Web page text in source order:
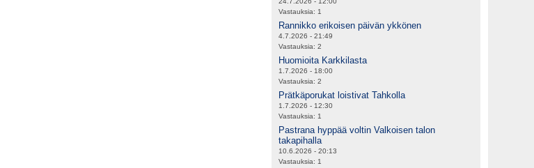
Vastauksia: 1
Rannikko erikoisen päivän ykkönen
4.7.2026 - 21:49
Vastauksia: 2
Huomioita Karkkilasta
1.7.2026 - 18:00
Vastauksia: 2
Prätkäporukat loistivat Tahkolla
1.7.2026 - 12:30
Vastauksia: 1
Pastrana hyppää voltin Valkoisen talon
takapihalla
10.6.2026 - 20:13
Vastauksia: 1